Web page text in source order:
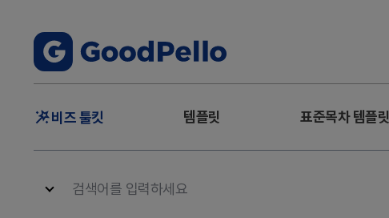
주
뉴
비즈 툴킷 템플릿 표준목차 템플릿